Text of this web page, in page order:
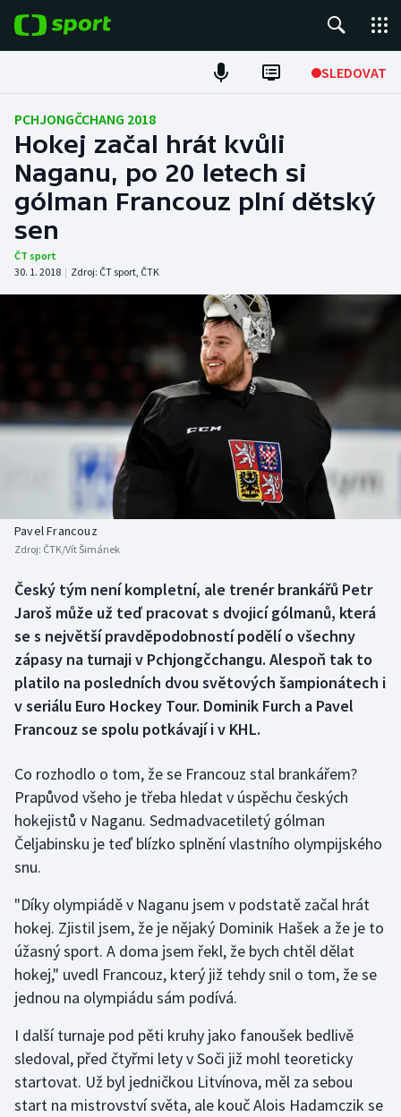
SLEDOVAT
Fotbal
Hokej
Tenis
Atletika
Baseball a softbal
Basketbal
Boby a skeleton
Box
Curling
Dostihy
Florbal
Golf
Gymnastika
Jezdectví
Judo
Lezení
Lyže a snowboard
Soutěže
Historické návraty
Aplikace ČT sport
AZ kvíz
PCHJONGČCHANG 2018
Hokej začal hrát kvůli
Naganu, po 20 letech si
gólman Francouz plní dětský
sen
ČT sport
30. 1. 2018 | Zdroj: ČT sport, ČTK
Pavel Francouz
Zdroj: ČTK/Vít Šimánek
Český tým není kompletní, ale trenér brankářů Petr
Jaroš může už teď pracovat s dvojicí gólmanů, která
se s největší pravděpodobností podělí o všechny
zápasy na turnaji v Pchjongčchangu. Alespoň tak to
platilo na posledních dvou světových šampionátech i
v seriálu Euro Hockey Tour. Dominik Furch a Pavel
Francouz se spolu potkávají i v KHL.
Co rozhodlo o tom, že se Francouz stal brankářem?
Prapůvod všeho je třeba hledat v úspěchu českých
hokejistů v Naganu. Sedmadvacetiletý gólman
Čeljabinsku je teď blízko splnění vlastního olympijského
snu.
"Díky olympiádě v Naganu jsem v podstatě začal hrát
hokej. Zjistil jsem, že je nějaký Dominik Hašek a že je to
úžasný sport. A doma jsem řekl, že bych chtěl dělat
hokej," uvedl Francouz, který již tehdy snil o tom, že se
jednou na olympiádu sám podívá.
I další turnaje pod pěti kruhy jako fanoušek bedlivě
sledoval, před čtyřmi lety v Soči již mohl teoreticky
startovat. Už byl jedničkou Litvínova, měl za sebou
start na mistrovství světa, ale kouč Alois Hadamczik se